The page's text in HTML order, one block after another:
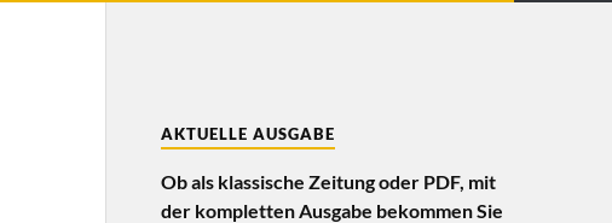
AKTUELLE AUSGABE
Ob als klassische Zeitung oder PDF, mit
der kompletten Ausgabe bekommen Sie